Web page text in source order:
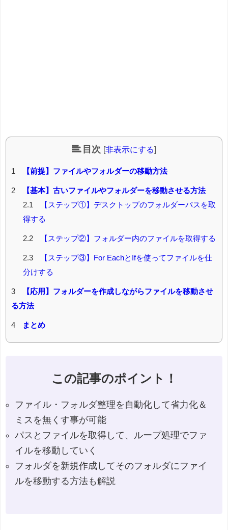
目次 [非表示にする]
1 【前提】ファイルやフォルダーの移動方法
2
【基本】古いファイルやフォルダーを移動させる方法
2.1
【ステップ①】デスクトップのフォルダーパスを取
得する
2.2 【ステップ②】フォルダー内のファイルを取得する
2.3
【ステップ③】For EachとIfを使ってファイルを仕
分けする
3
【応用】フォルダーを作成しながらファイルを移動させ
る方法
4 まとめ
この記事のポイント！
ファイル・フォルダ整理を自動化して省力化＆
ミスを無くす事が可能
パスとファイルを取得して、ループ処理でファ
イルを移動していく
フォルダを新規作成してそのフォルダにファイ
ルを移動する方法も解説